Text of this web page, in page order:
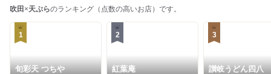
吹田 ×天ぷらのランキング（点数の高いお店）です。
1
旬彩天 つちや
2
紅葉庵
3
讃岐うどん四八